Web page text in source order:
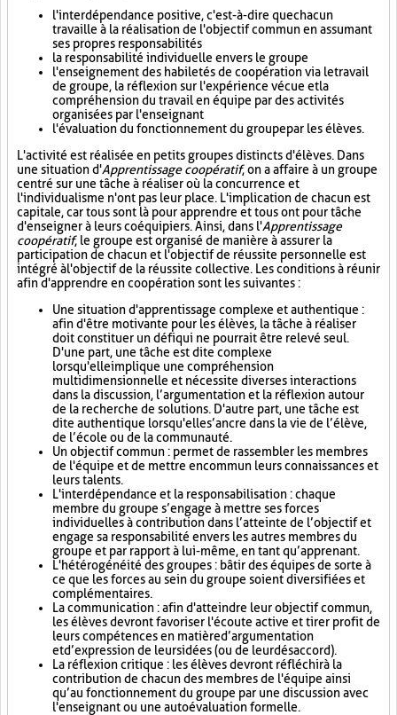
l'interdépendance positive, c'est-à-dire que chacun
travaille à la réalisation de l'objectif commun en assumant
ses propres responsabilités
la responsabilité individuelle envers le groupe
l'enseignement des habiletés de coopération via le travail
de groupe, la réflexion sur l'expérience vécue et la
compréhension du travail en équipe par des activités
organisées par l'enseignant
l'évaluation du fonctionnement du groupe par les élèves.
L'activité est réalisée en petits groupes distincts d'élèves. Dans
une situation d'Apprentissage coopératif, on a affaire à un groupe
centré sur une tâche à réaliser où la concurrence et
l'individualisme n'ont pas leur place. L'implication de chacun est
capitale, car tous sont là pour apprendre et tous ont pour tâche
d'enseigner à leurs coéquipiers. Ainsi, dans l'Apprentissage
coopératif, le groupe est organisé de manière à assurer la
participation de chacun et l'objectif de réussite personnelle est
intégré à l'objectif de la réussite collective. Les conditions à réunir
afin d'apprendre en coopération sont les suivantes :
Une situation d'apprentissage complexe et authentique :
afin d'être motivante pour les élèves, la tâche à réaliser
doit constituer un défi qui ne pourrait être relevé seul.
D'une part, une tâche est dite complexe
lorsqu'elle implique une compréhension
multidimensionnelle et nécessite diverses interactions
dans la discussion, l’argumentation et la réflexion autour
de la recherche de solutions. D'autre part, une tâche est
dite authentique lorsqu'elle s’ancre dans la vie de l’élève,
de l’école ou de la communauté.
Un objectif commun : permet de rassembler les membres
de l'équipe et de mettre en commun leurs connaissances et
leurs talents.
L'interdépendance et la responsabilisation : chaque
membre du groupe s’engage à mettre ses forces
individuelles à contribution dans l’atteinte de l’objectif et
engage sa responsabilité envers les autres membres du
groupe et par rapport à lui-même, en tant qu’apprenant.
L'hétérogénéité des groupes : bâtir des équipes de sorte à
ce que les forces au sein du groupe soient diversifiées et
complémentaires.
La communication : afin d'atteindre leur objectif commun,
les élèves devront favoriser l'écoute active et tirer profit de
leurs compétences en matière d’argumentation
et d’expression de leurs idées (ou de leur désaccord).
La réflexion critique : les élèves devront réfléchir à la
contribution de chacun des membres de l'équipe ainsi
qu’au fonctionnement du groupe par une discussion avec
l'enseignant ou une autoévaluation formelle.